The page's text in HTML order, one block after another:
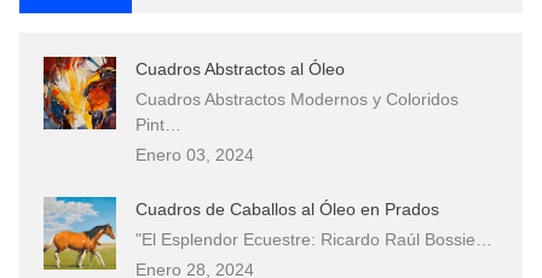
Que significan los cuadros de negras africanas?
El mundo del arte en pintura surrealista
Cuadros Abstractos al Óleo
Cuadros Abstractos Modernos y Coloridos
Pint…
Enero 03, 2024
Cuadros de Caballos al Óleo en Prados
"El Esplendor Ecuestre: Ricardo Raúl Bossie…
Enero 28, 2024